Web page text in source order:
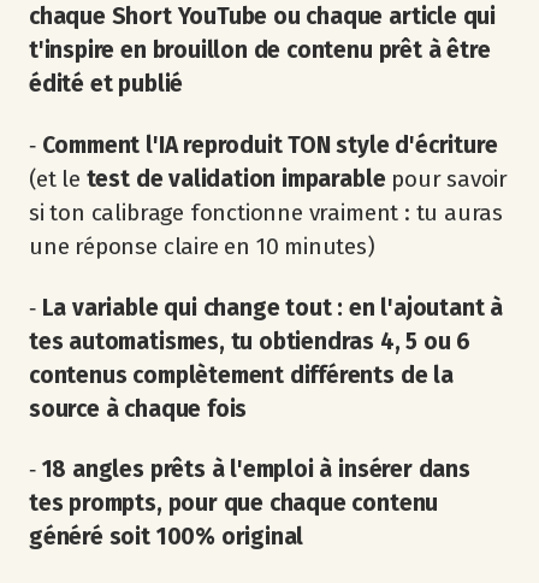
chaque Short YouTube ou chaque article qui
t'inspire en brouillon de contenu prêt à être
édité et publié
‐ Comment l'IA reproduit TON style d'écriture
(et le test de validation imparable pour savoir
si ton calibrage fonctionne vraiment : tu auras
une réponse claire en 10 minutes)
‐ La variable qui change tout : en l'ajoutant à
tes automatismes, tu obtiendras 4, 5 ou 6
contenus complètement différents de la
source à chaque fois
‐ 18 angles prêts à l'emploi à insérer dans
tes prompts, pour que chaque contenu
généré soit 100% original